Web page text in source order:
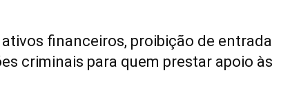
financeiros, proibição de entrada
criminais para quem prestar apoio às